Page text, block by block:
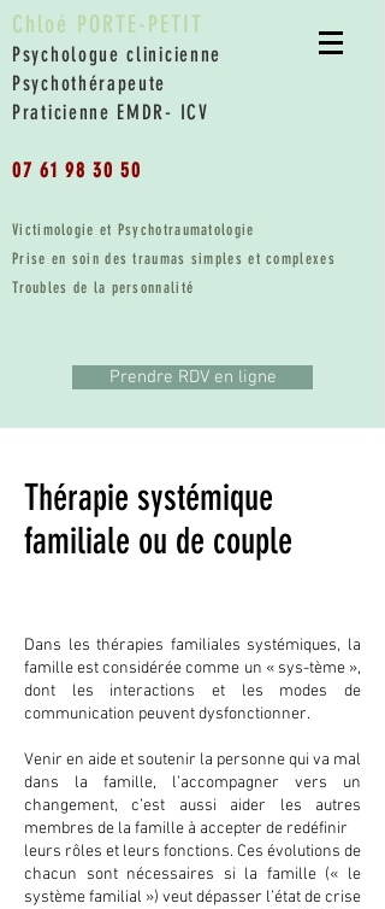
Chloé PORTE-PETIT
Psychologue clinicienne
Psychothérapeute
Praticienne EMDR- ICV
07 61 98 30 50
Victimologie et Psychotraumatologie
Prise en soin des traumas simples et complexes
Troubles de la personnalité
Prendre RDV en ligne
Thérapie systémique
familiale ou de couple
Dans les thérapies familiales systémiques, la
famille est considérée comme un « sys-tème »,
dont les interactions et les modes de
communication peuvent dysfonctionner.
Venir en aide et soutenir la personne qui va mal
dans la famille, l’accompagner vers un
changement, c’est aussi aider les autres
membres de la famille à accepter de redéfinir
leurs rôles et leurs fonctions. Ces évolutions de
chacun sont nécessaires si la famille (« le
système familial ») veut dépasser l’état de crise